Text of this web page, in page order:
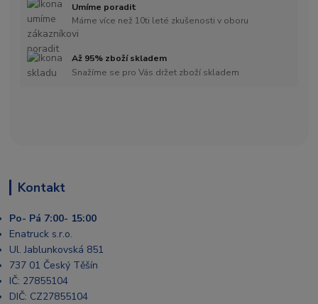
Umíme poradit
Máme více než 10ti leté zkušenosti v oboru
Až 95% zboží skladem
Snažíme se pro Vás držet zboží skladem
Kontakt
Po- Pá 7:00- 15:00
Enatruck s.r.o.
Ul. Jablunkovská 851
737 01 Český Těšín
IČ: 27855104
DIČ: CZ27855104